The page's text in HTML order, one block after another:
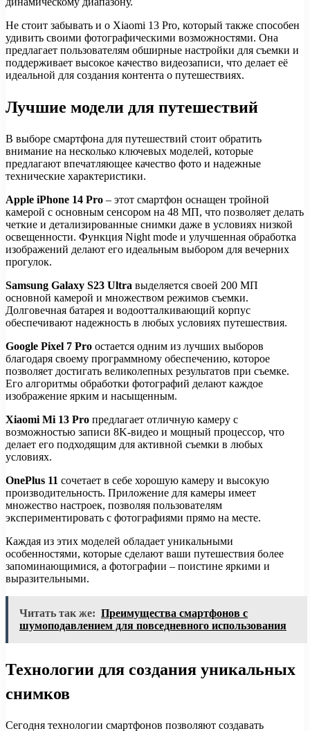
Не стоит забывать и о Xiaomi 13 Pro, который также способен
удивить своими фотографическими возможностями. Она
предлагает пользователям обширные настройки для съемки и
поддерживает высокое качество видеозаписи, что делает её
идеальной для создания контента о путешествиях.
Лучшие модели для путешествий
В выборе смартфона для путешествий стоит обратить
внимание на несколько ключевых моделей, которые
предлагают впечатляющее качество фото и надежные
технические характеристики.
Apple iPhone 14 Pro – этот смартфон оснащен тройной
камерой с основным сенсором на 48 МП, что позволяет делать
четкие и детализированные снимки даже в условиях низкой
освещенности. Функция Night mode и улучшенная обработка
изображений делают его идеальным выбором для вечерних
прогулок.
Samsung Galaxy S23 Ultra выделяется своей 200 МП
основной камерой и множеством режимов съемки.
Долговечная батарея и водоотталкивающий корпус
обеспечивают надежность в любых условиях путешествия.
Google Pixel 7 Pro остается одним из лучших выборов
благодаря своему программному обеспечению, которое
позволяет достигать великолепных результатов при съемке.
Его алгоритмы обработки фотографий делают каждое
изображение ярким и насыщенным.
Xiaomi Mi 13 Pro предлагает отличную камеру с
возможностью записи 8K-видео и мощный процессор, что
делает его подходящим для активной съемки в любых
условиях.
OnePlus 11 сочетает в себе хорошую камеру и высокую
производительность. Приложение для камеры имеет
множество настроек, позволяя пользователям
экспериментировать с фотографиями прямо на месте.
Каждая из этих моделей обладает уникальными
особенностями, которые сделают ваши путешествия более
запоминающимися, а фотографии – поистине яркими и
выразительными.
Читать так же: Преимущества смартфонов с
шумоподавлением для повседневного использования
Технологии для создания уникальных
снимков
Сегодня технологии смартфонов позволяют создавать